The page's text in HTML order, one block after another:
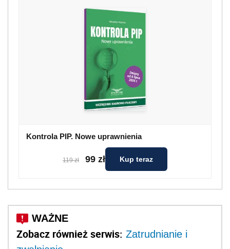
Kontrola PIP. Nowe uprawnienia
119 zł 99 zł Kup teraz
Zobacz również serwis: Zatrudnianie i